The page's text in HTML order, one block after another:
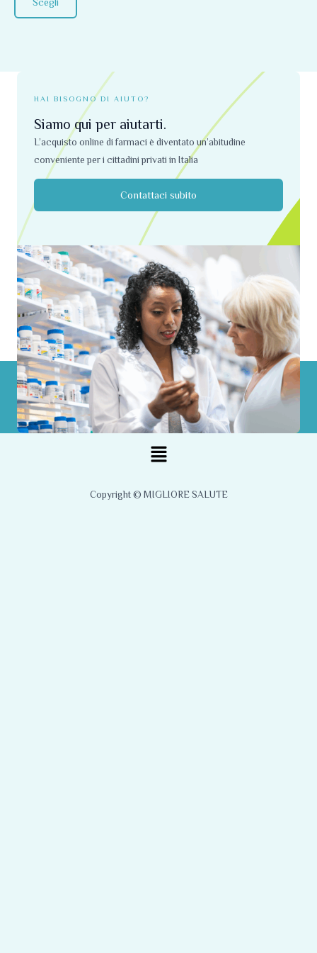
del
HAI BISOGNO DI AIUTO?
Siamo qui per aiutarti.
L’acquisto online di farmaci è diventato un’abitudine
conveniente per i cittadini privati ​​in Italia
Contattaci subito
Menu
Copyright © MIGLIORE SALUTE